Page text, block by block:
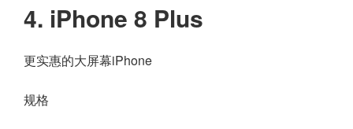
4. iPhone 8 Plus
更实惠的大屏幕iPhone
规格